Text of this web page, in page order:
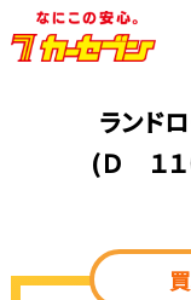
ランド
(Ｄ １１